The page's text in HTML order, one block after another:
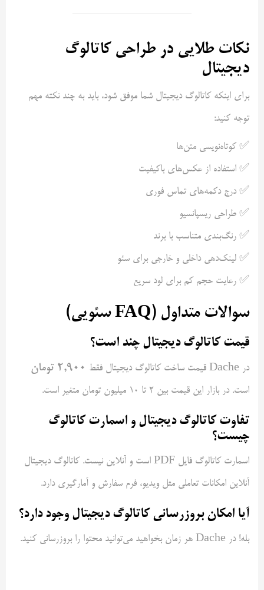
نکات طلایی در طراحی کاتالوگ
دیجیتال
برای اینکه کاتالوگ دیجیتال شما موفق شود، باید به چند نکته مهم
توجه کنید:
✅ کوتاه‌نویسی متن‌ها
✅ استفاده از عکس‌های باکیفیت
✅ درج دکمه‌های تماس فوری
✅ طراحی ریسپانسیو
✅ رنگ‌بندی متناسب با برند
✅ لینک‌دهی داخلی و خارجی برای سئو
✅ رعایت حجم کم برای لود سریع
سوالات متداول (FAQ سئویی)
قیمت کاتالوگ دیجیتال چند است؟
در Dache قیمت ساخت کاتالوگ دیجیتال فقط
۲,۹۰۰ تومان
است. در بازار این قیمت بین ۲ تا ۱۰ میلیون تومان متغیر است.
تفاوت کاتالوگ دیجیتال و اسمارت کاتالوگ
چیست؟
اسمارت کاتالوگ فایل PDF است و آنلاین نیست. کاتالوگ دیجیتال
آنلاین امکانات تعاملی مثل ویدیو، فرم سفارش و آمارگیری دارد.
آیا امکان بروزرسانی کاتالوگ دیجیتال وجود دارد؟
بله! در Dache هر زمان بخواهید می‌توانید محتوا را بروزرسانی کنید.